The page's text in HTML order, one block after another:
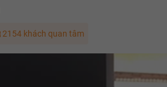
2154 khách quan tâm